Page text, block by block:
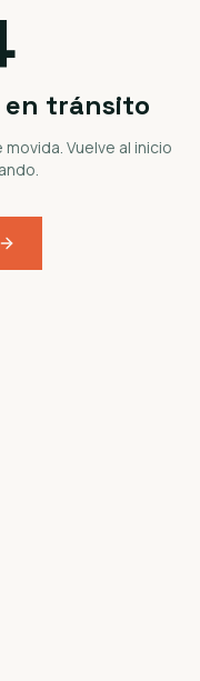
en tránsito
Vuelve al inicio